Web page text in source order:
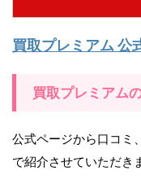
買取プレミアム 公
買取プレミアム
公式ページから口コミ
で紹介させていただき